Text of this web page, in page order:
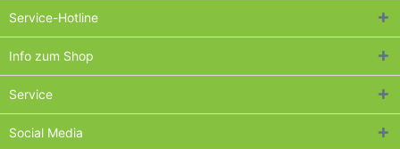
Service-Hotline
Info zum Shop
Service
Social Media